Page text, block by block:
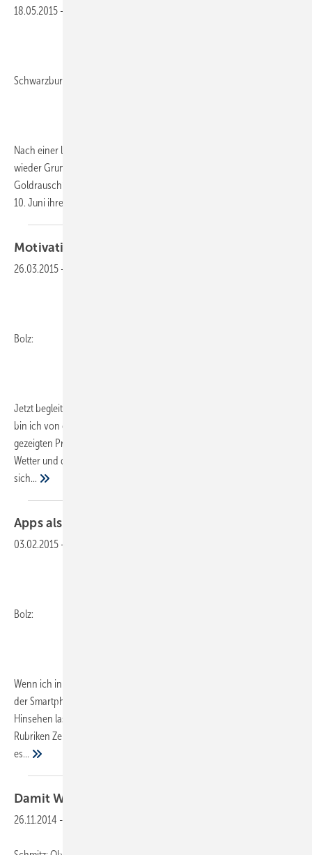
18.05.2015 -
Schwarzburger:
Nach einer längeren Durststrecke gibt es für die Solarbranche endlich
wieder Grund für Optimismus. Ich möchte sogar das Wort „zweiter
Goldrausch“ in den Mund nehmen. Die Intersolar in München, die am
10. Juni ihre Pforten öffnet, wird wieder ein großer Auftritt
Motivation für das
26.03.2015 -
Bolz:
Jetzt begleite ich als Redakteur die ISH bald 20 Jahre. Aber jedes Mal
bin ich von den Massen der Zuschauer und der alle zwei Jahre
gezeigten Produktschau beeindruckt. Bei diesmal frühlingshaftem
Wetter und der immer noch stabilen SHK-Konjunktur präsentierten
sich...
Apps als
03.02.2015 -
Bolz:
Wenn ich in der Straßenbahn oder im Zug sitze, ist die gefühlte Zahl
der Smartphone-Daddler eine deutliche Mehrheit. Bei genauerem
Hinsehen lassen sich deren Aktivitäten zwar größtenteils unter den
Rubriken Zerstreuung und Geplapper subsummieren, dennoch gibt
es...
Damit Wasser nicht krank
26.11.2014 -